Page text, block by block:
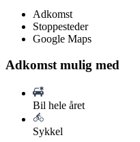
Adkomst
Stoppesteder
Google Maps
Adkomst mulig med
Bil hele året
Sykkel